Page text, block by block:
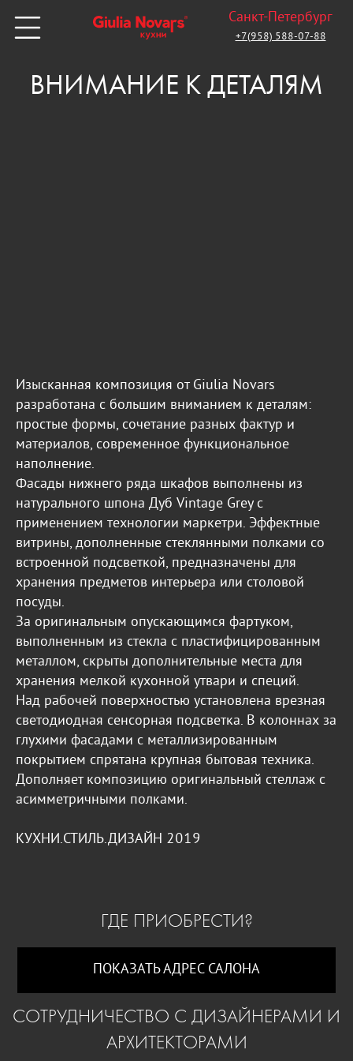
Санкт-Петербург
+7(958) 588-07-88
ВНИМАНИЕ К ДЕТАЛЯМ
Изысканная композиция от Giulia Novars
разработана с большим вниманием к деталям:
простые формы, сочетание разных фактур и
материалов, современное функциональное
наполнение.
Фасады нижнего ряда шкафов выполнены из
натурального шпона Дуб Vintage Grey с
применением технологии маркетри. Эффектные
витрины, дополненные стеклянными полками со
встроенной подсветкой, предназначены для
хранения предметов интерьера или столовой
посуды.
За оригинальным опускающимся фартуком,
выполненным из стекла с пластифицированным
металлом, скрыты дополнительные места для
хранения мелкой кухонной утвари и специй.
Над рабочей поверхностью установлена врезная
светодиодная сенсорная подсветка. В колоннах за
глухими фасадами с металлизированным
покрытием спрятана крупная бытовая техника.
Дополняет композицию оригинальный стеллаж с
асимметричными полками.
КУХНИ.СТИЛЬ.ДИЗАЙН 2019
ГДЕ ПРИОБРЕСТИ?
ПОКАЗАТЬ АДРЕС САЛОНА
СОТРУДНИЧЕСТВО С ДИЗАЙНЕРАМИ И
АРХИТЕКТОРАМИ